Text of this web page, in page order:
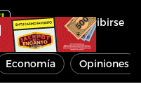
Inscribirse
Economía Opiniones